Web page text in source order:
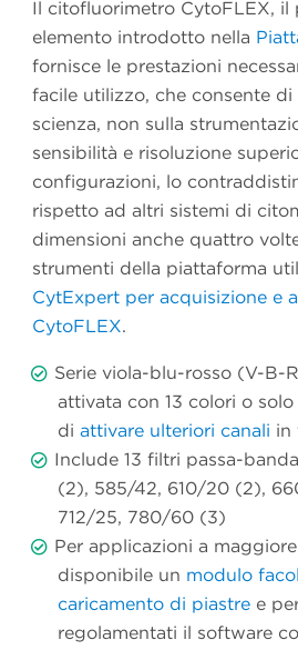
Il citofluorimetro CytoFLEX, il
elemento introdotto nella
fornisce le prestazioni
facile utilizzo, che consente di
scienza, non sulla
sensibilità e risoluzione
configurazioni, lo
rispetto ad altri sistemi di
dimensioni anche quattro
strumenti della piattaforma
CytExpert per acquisizione e
CytoFLEX.
Serie viola-blu-rosso (V-B-
attivata con 13 colori o
di attivare ulteriori canali in
Include 13 filtri passa-
(2), 585/42, 610/20 (2),
712/25, 780/60 (3)
Per applicazioni a
disponibile un modulo
caricamento di piastre e
regolamentati il software